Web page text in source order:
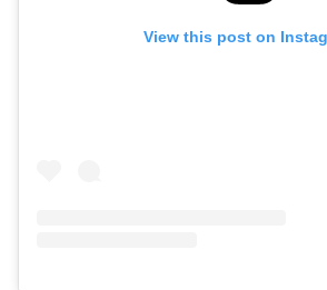
View this post on